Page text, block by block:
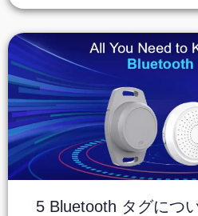
5 Bluetooth タグにつ